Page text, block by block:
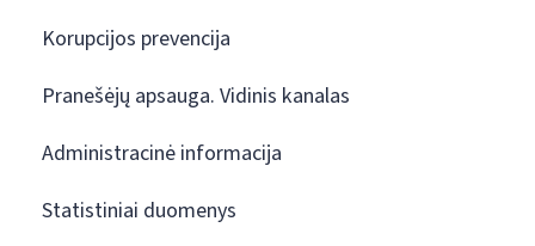
Korupcijos prevencija
Pranešėjų apsauga. Vidinis kanalas
Administracinė informacija
Statistiniai duomenys